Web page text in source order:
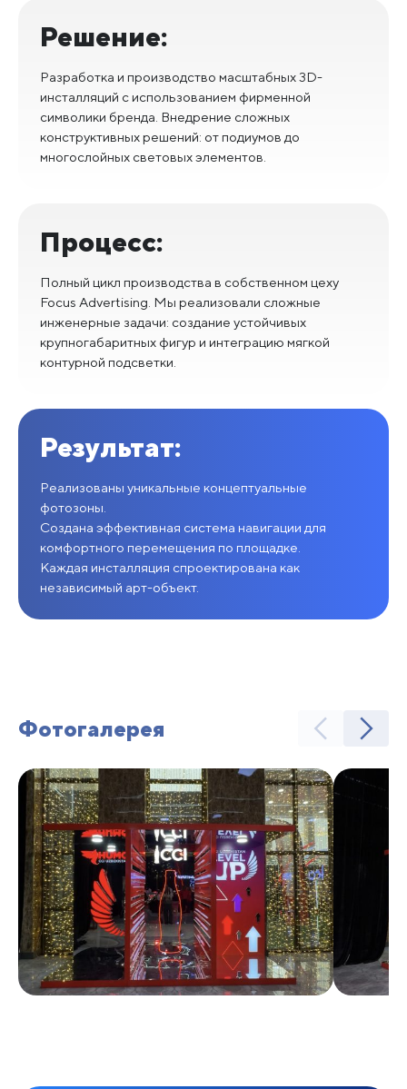
Решение:
Разработка и производство масштабных 3D-
инсталляций с использованием фирменной
символики бренда. Внедрение сложных
конструктивных решений: от подиумов до
многослойных световых элементов.
Процесс:
Полный цикл производства в собственном цеху
Focus Advertising. Мы реализовали сложные
инженерные задачи: создание устойчивых
крупногабаритных фигур и интеграцию мягкой
контурной подсветки.
Результат:
Реализованы уникальные концептуальные
фотозоны.
Создана эффективная система навигации для
комфортного перемещения по площадке.
Каждая инсталляция спроектирована как
независимый арт-объект.
Фотогалерея